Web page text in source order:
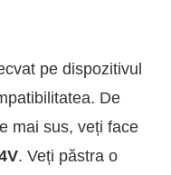
pe dispozitivul
De
mai sus, veți face
. Veți păstra o